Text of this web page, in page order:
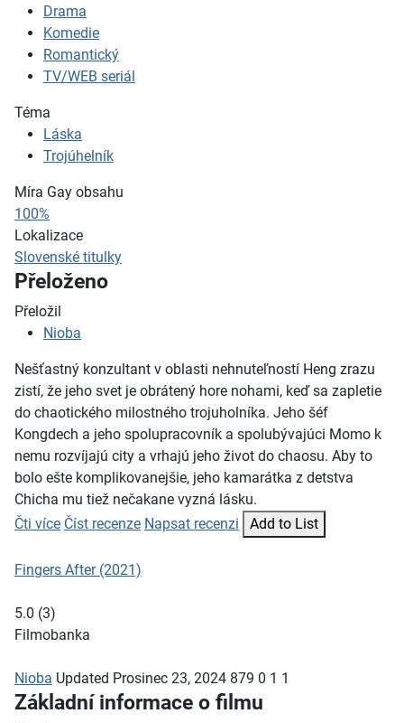
Drama
Komedie
Romantický
TV/WEB seriál
Téma
Láska
Trojúhelník
Míra Gay obsahu
100%
Lokalizace
Slovenské titulky
Přeloženo
Přeložil
Nioba
Nešťastný konzultant v oblasti nehnuteľností Heng zrazu
zistí, že jeho svet je obrátený hore nohami, keď sa zapletie
do chaotického milostného trojuholníka. Jeho šéf
Kongdech a jeho spolupracovník a spolubývajúci Momo k
nemu rozvíjajú city a vrhajú jeho život do chaosu. Aby to
bolo ešte komplikovanejšie, jeho kamarátka z detstva
Chicha mu tiež nečakane vyzná lásku.
Čti více Číst recenze Napsat recenzi Add to List
Fingers After (2021)
5.0 (3)
Filmobanka
Nioba Updated Prosinec 23, 2024 879 0 1 1
Základní informace o filmu